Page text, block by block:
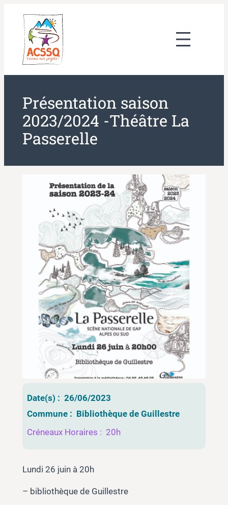
contenu
Présentation saison
2023/2024 -Théâtre La
Passerelle
Date(s) : 26/06/2023
Commune : Bibliothèque de Guillestre
Créneaux Horaires : 20h
Lundi 26 juin à 20h
– bibliothèque de Guillestre